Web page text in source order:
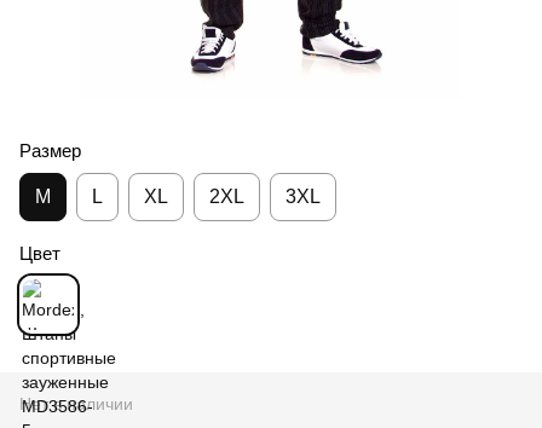
Размер
M L XL 2XL 3XL
Цвет
Нет в наличии